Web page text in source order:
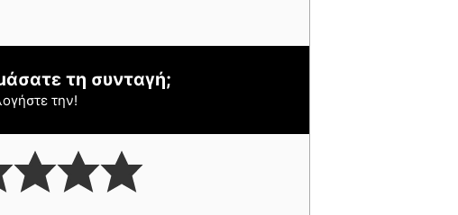
τη συνταγή;
την!